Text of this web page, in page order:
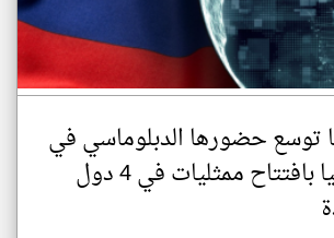
توسع حضورها الدبلوماسي في
إفريقيا بافتتاح ممثليات في 4 دول